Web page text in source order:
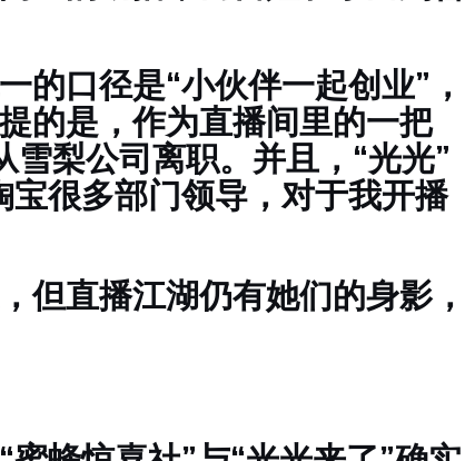
的口径是“小伙伴一起创业”，
的是，作为直播间里的一把
梨公司离职。并且，“光光”
很多部门领导，对于我开播
但直播江湖仍有她们的身影，